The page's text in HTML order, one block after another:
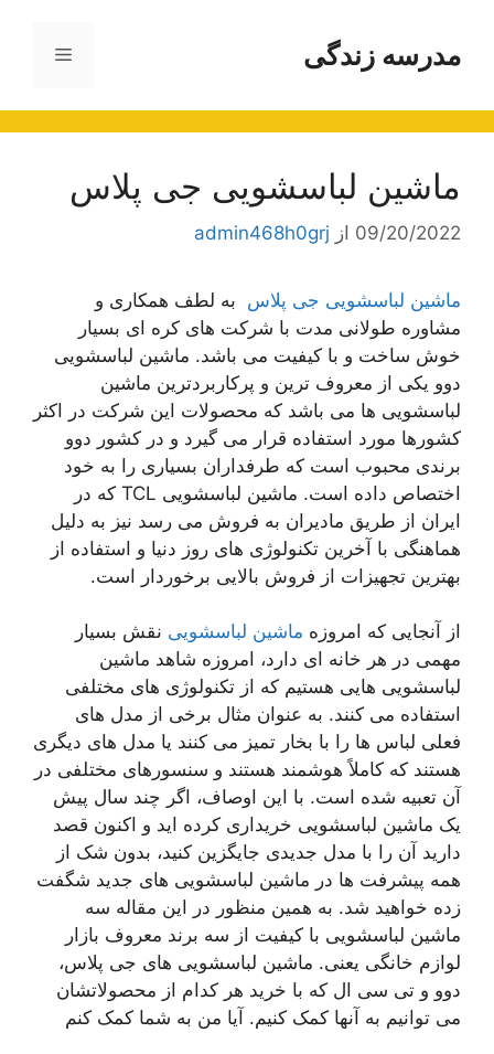
محتوامدرسه زندگی فهرست
ماشین لباسشویی جی پلاس
09/20/2022 از admin468h0grj
ماشین لباسشویی جی پلاس به لطف همکاری و
مشاوره طولانی مدت با شرکت های کره ای بسیار
خوش ساخت و با کیفیت می باشد. ماشین لباسشویی
دوو یکی از معروف ترین و پرکاربردترین ماشین
لباسشویی ها می باشد که محصولات این شرکت در اکثر
کشورها مورد استفاده قرار می گیرد و در کشور دوو
برندی محبوب است که طرفداران بسیاری را به خود
اختصاص داده است. ماشین لباسشویی TCL که در
ایران از طریق مادیران به فروش می رسد نیز به دلیل
هماهنگی با آخرین تکنولوژی های روز دنیا و استفاده از
بهترین تجهیزات از فروش بالایی برخوردار است.
از آنجایی که امروزه ماشین لباسشویی نقش بسیار
مهمی در هر خانه ای دارد، امروزه شاهد ماشین
لباسشویی هایی هستیم که از تکنولوژی های مختلفی
استفاده می کنند. به عنوان مثال برخی از مدل های
فعلی لباس ها را با بخار تمیز می کنند یا مدل های دیگری
هستند که کاملاً هوشمند هستند و سنسورهای مختلفی در
آن تعبیه شده است. با این اوصاف، اگر چند سال پیش
یک ماشین لباسشویی خریداری کرده اید و اکنون قصد
دارید آن را با مدل جدیدی جایگزین کنید، بدون شک از
همه پیشرفت ها در ماشین لباسشویی های جدید شگفت
زده خواهید شد. به همین منظور در این مقاله سه
ماشین لباسشویی با کیفیت از سه برند معروف بازار
لوازم خانگی یعنی. ماشین لباسشویی های جی پلاس،
دوو و تی سی ال که با خرید هر کدام از محصولاتشان
می توانیم به آنها کمک کنیم. آیا من به شما کمک کنم